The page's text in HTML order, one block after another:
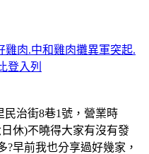
雞肉.中和雞肉攤異軍突起.
登入列
民治街8巷1號，營業時
日休)不曉得大家有沒有發
早前我也分享過好幾家，